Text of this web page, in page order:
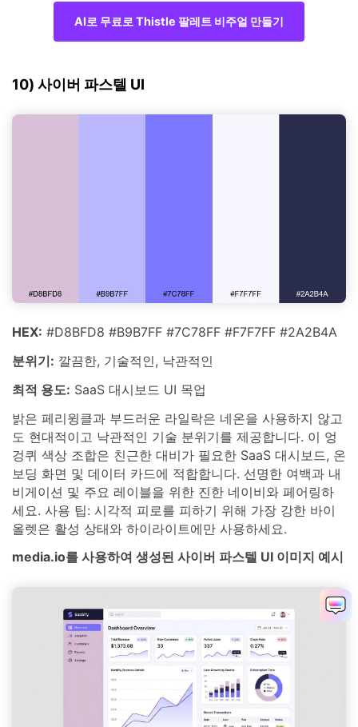
AI로 무료로 Thistle 팔레트 비주얼 만들기
10) 사이버 파스텔 UI
HEX: #D8BFD8 #B9B7FF #7C78FF #F7F7FF #2A2B4A
분위기: 깔끔한, 기술적인, 낙관적인
최적 용도: SaaS 대시보드 UI 목업
밝은 페리윙클과 부드러운 라일락은 네온을 사용하지 않고
도 현대적이고 낙관적인 기술 분위기를 제공합니다. 이 엉
겅퀴 색상 조합은 친근한 대비가 필요한 SaaS 대시보드, 온
보딩 화면 및 데이터 카드에 적합합니다. 선명한 여백과 내
비게이션 및 주요 레이블을 위한 진한 네이비와 페어링하
세요. 사용 팁: 시각적 피로를 피하기 위해 가장 강한 바이
올렛은 활성 상태와 하이라이트에만 사용하세요.
media.io를 사용하여 생성된 사이버 파스텔 UI 이미지 예시